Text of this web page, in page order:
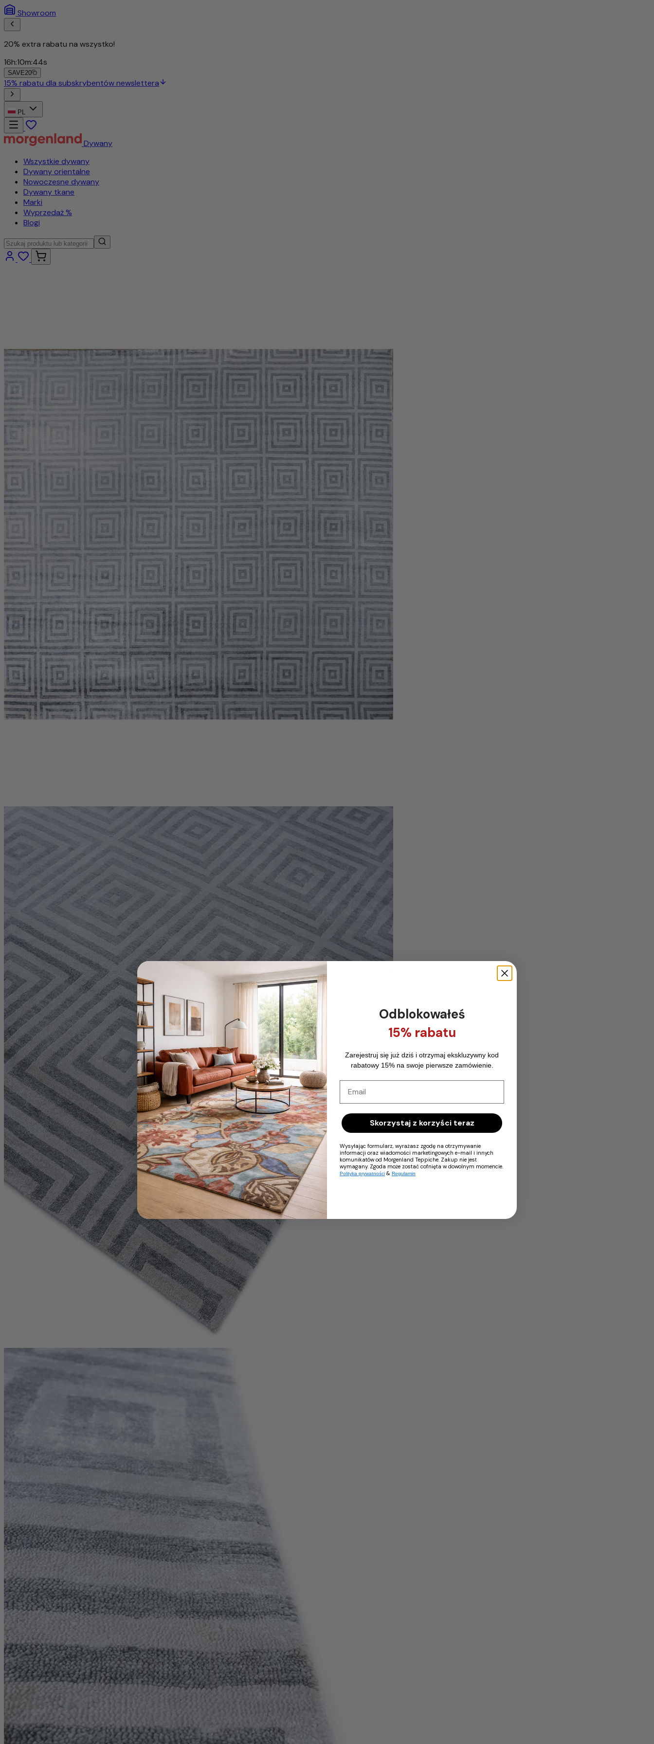
Showroom
20% extra rabatu na wszystko!
16h:10m:42s
SAVE20
15% rabatu dla subskrybentów newslettera
PL
Dywany
Wszystkie dywany
Dywany orientalne
Nowoczesne dywany
Dywany tkane
Marki
Wyprzedaż %
Blogi
Odblokowałeś
15% rabatu
Zarejestruj się już dziś i otrzymaj ekskluzywny kod
rabatowy 15% na swoje pierwsze zamówienie.
Skorzystaj z korzyści teraz
Wysyłając formularz, wyrażasz zgodę na otrzymywanie
informacji oraz wiadomości marketingowych e-mail i innych
komunikatów od Morgenland Teppiche. Zakup nie jest
wymagany. Zgoda może zostać cofnięta w dowolnym momencie.
Polityka prywatności & Regulamin